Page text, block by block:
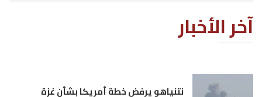
آخر الأخبار
نتنياهو يرفض خطة أمريكا بشأن غزة